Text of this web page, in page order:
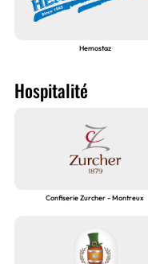
Hemostaz
Hospitalité
Confiserie Zurcher - Montreux